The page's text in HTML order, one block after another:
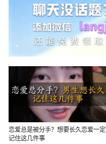
恋爱总是被分手？想要长久恋爱一定
记住这几件事